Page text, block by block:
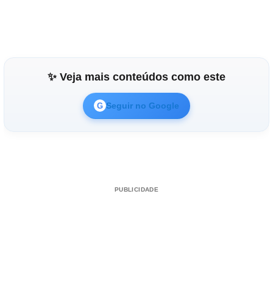
✨ Veja mais conteúdos como este
G Seguir no Google
PUBLICIDADE